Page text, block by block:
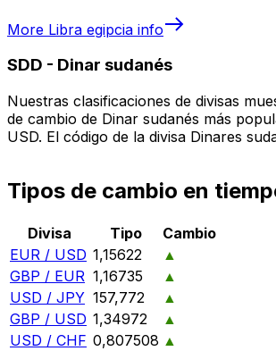
More Libra egipcia info
SDD - Dinar sudanés
Nuestras clasificaciones de divisas
de cambio de Dinar sudanés más
USD. El código de la divisa Dinares
Tipos de cambio en
Divisa Tipo
Cambio
EUR / USD 1,15622
▲
GBP / EUR 1,16735
▲
USD / JPY 157,772
▲
GBP / USD 1,34972
▲
USD / CHF 0,807508 ▲